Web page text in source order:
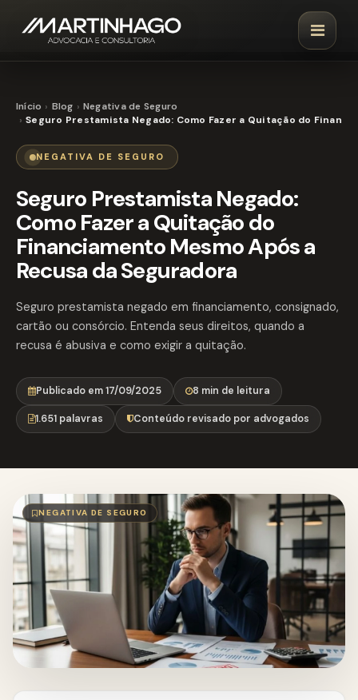
Início Blog
Negativa de Seguro
Seguro Prestamista Negado: Como Fazer a Quitação do
NEGATIVA DE SEGURO
Seguro Prestamista Negado:
Como Fazer a Quitação do
Financiamento Mesmo Após a
Recusa da Seguradora
Seguro prestamista negado em financiamento, consignado,
cartão ou consórcio. Entenda seus direitos, quando a
recusa é abusiva e como exigir a quitação.
Publicado em 17/09/2025 8 min de leitura
1.651 palavras Conteúdo revisado por advogados
NEGATIVA DE SEGURO